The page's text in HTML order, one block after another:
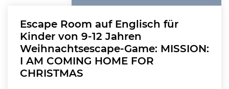
Escape Room auf Englisch für
Kinder von 9-12 Jahren
Weihnachtsescape-Game: MISSION:
I AM COMING HOME FOR
CHRISTMAS